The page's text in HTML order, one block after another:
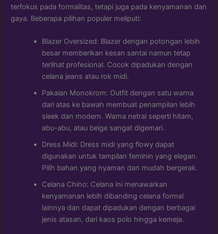
terfokus pada formalitas, tetapi juga pada kenyamanan dan
gaya. Beberapa pilihan populer meliputi:
Blazer Oversized: Blazer dengan potongan lebih
besar memberikan kesan santai namun tetap
terlihat profesional. Cocok dipadukan dengan
celana jeans atau rok midi.
Pakaian Monokrom: Outfit dengan satu warna
dari atas ke bawah membuat penampilan lebih
sleek dan modern. Warna netral seperti hitam,
abu-abu, atau beige sangat digemari.
Dress Midi: Dress midi yang flowy dapat
digunakan untuk tampilan feminin yang elegan.
Pilih bahan yang nyaman dan mudah bergerak.
Celana Chino: Celana ini menawarkan
kenyamanan lebih dibanding celana formal
lainnya dan dapat dipadukan dengan berbagai
jenis atasan, dari kaos polo hingga kemeja.